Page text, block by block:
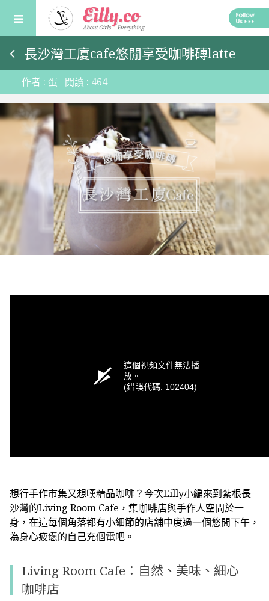
content
長沙灣工廈cafe悠閒享受咖啡磚latte
作者 : 蛋 閱讀 : 464
這個視頻文件無法播
放。
(錯誤代碼: 102404)
想行手作市集又想嘆精品咖啡？今次Eilly小編來到紮根長
沙灣的Living Room Cafe，集咖啡店與手作人空間於一
身，在這每個角落都有小細節的店舖中度過一個悠閒下午，
為身心疲憊的自己充個電吧。
Living Room Cafe：自然、美味、細心
咖啡店